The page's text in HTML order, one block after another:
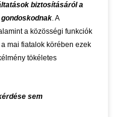
biztosításáról a
. A
a közösségi funkciók
mai fiatalok körében ezek
tökéletes
sem